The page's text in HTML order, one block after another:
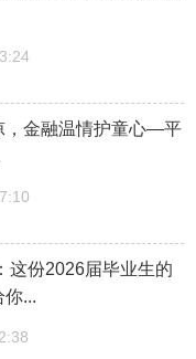
，金融温情护童心—平
这份2026届毕业生的
你...